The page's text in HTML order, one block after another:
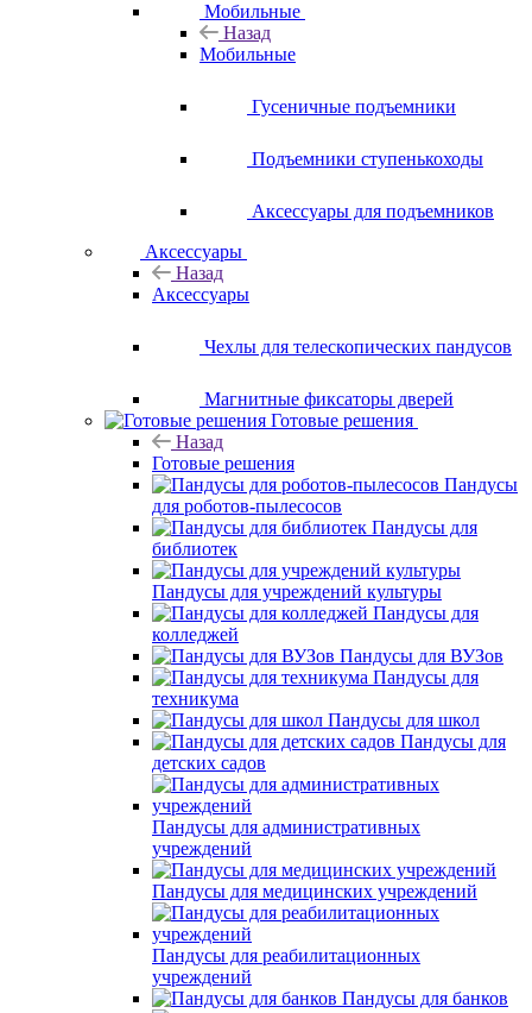
Мобильные
Назад
Мобильные
Гусеничные подъемники
Подъемники ступенькоходы
Аксессуары для подъемников
Аксессуары
Назад
Аксессуары
Чехлы для телескопических пандусов
Магнитные фиксаторы дверей
Готовые решения
Назад
Готовые решения
Пандусы
для роботов-пылесосов
Пандусы для
библиотек
Пандусы для учреждений культуры
Пандусы для
колледжей
Пандусы для ВУЗов
Пандусы для
техникума
Пандусы для школ
Пандусы для
детских садов
Пандусы для административных
учреждений
Пандусы для медицинских учреждений
Пандусы для реабилитационных
учреждений
Пандусы для банков